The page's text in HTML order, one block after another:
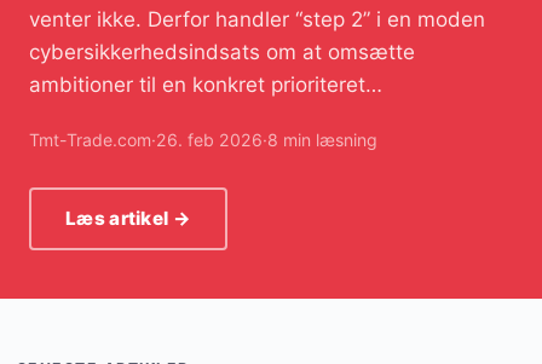
venter ikke. Derfor handler “step 2” i en moden
cybersikkerhedsindsats om at omsætte
ambitioner til en konkret prioriteret…
Tmt-Trade.com·26. feb 2026·8 min læsning
Læs artikel →